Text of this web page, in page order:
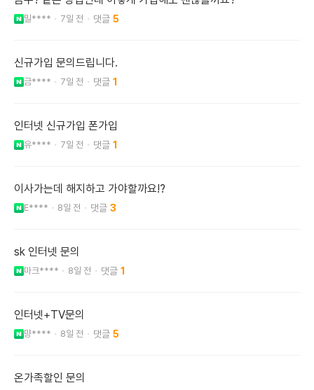
밀**** 7일 전 5
신규가입 문의드립니다.
금**** 7일 전 1
인터넷 신규가입 폰가입
유**** 7일 전 1
이사가는데 해지하고 가야할까요!?
E**** 8일 전 3
sk 인터넷 문의
마크**** 8일 전 1
인터넷+TV문의
먕**** 8일 전 5
온가족할인 문의